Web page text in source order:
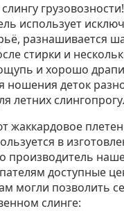
использует
разнашивается
стирки и
и хорошо
ношения деток
летних
жаккардовое
в
производитель
доступные
могли позволить
слинге: